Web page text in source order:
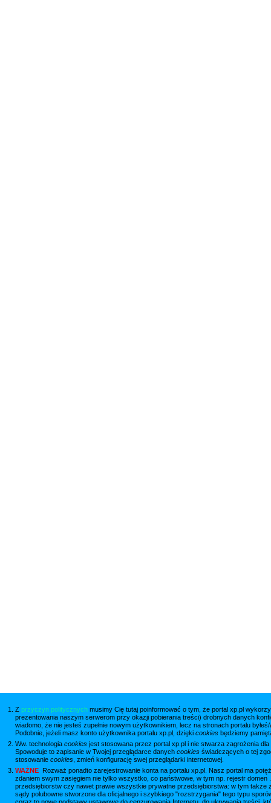
Z przyczyn politycznych musimy Cię tutaj poinformować o tym, że portal xp.pl
prezentowania naszym serwerom przy okazji pobierania treści) drobnych danych
wiadomo, że nie jesteś zupełnie nowym użytkownikiem, lecz na stronach portalu
Podobnie, jeżeli masz konto użytkownika portalu xp.pl, dzięki cookies będziemy
Ww. technologia cookies jest stosowana przez portal xp.pl i nie stwarza zagrożenia
Spowoduje to zapisanie w Twojej przeglądarce danych cookies świadczących o tej
stosowanie cookies , zmień konfigurację swej przeglądarki internetowej.
WAŻNE Rozważ ponadto zarejestrowanie konta na portalu xp.pl. Nasz portal ma
zdaniem swym zasięgiem nie tylko wszystko, co państwowe, w tym np. rejestr
przedsiębiorstw czy nawet prawie wszystkie prywatne przedsiębiorstwa: w tym
sądy polubowne stworzone dla oficjalnego i szybkiego "rozstrzygania" tego typu